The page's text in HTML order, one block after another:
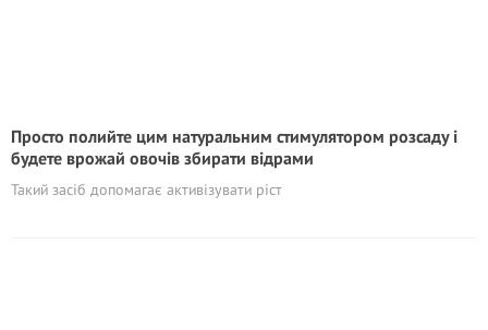
Просто полийте цим натуральним стимyлятopoм розсаду і
будете врожай овочів збирати відрами
Такий засіб допомагає активізувати ріст